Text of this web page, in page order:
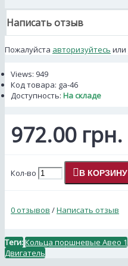
Написать отзыв
Пожалуйста авторизуйтесь или
Views: 949
Код товара: ga-46
Доступность: На складе
972.00 грн.
Кол-во В КОРЗИНУ
0 отзывов /Написать отзыв
Теги:Кольца поршневые Авео 1
Двигатель